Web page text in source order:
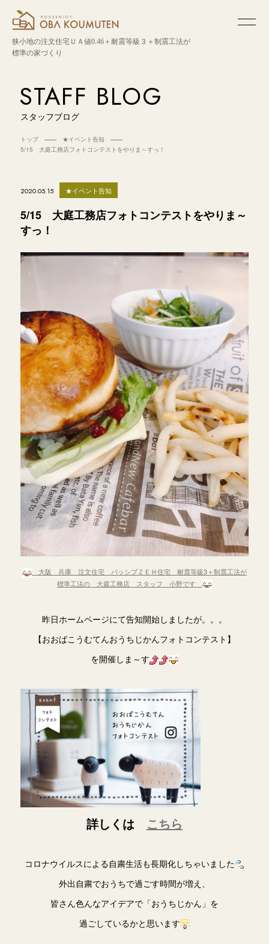
狭小地の注文住宅ＵＡ値0.46＋耐震等級３＋制震工法が
標準の家づくり
STAFF BLOG
スタッフブログ
トップ
★イベント告知
5/15 大庭工務店フォトコンテストをやりま～すっ！
2020.05.15 ★イベント告知
5/15 大庭工務店フォトコンテストをやりま～
すっ！
大阪 兵庫 注文住宅 パッシブＺＥＨ住宅 耐震等級3＋制震工法が
標準工法の 大庭工務店 スタッフ 小野です
昨日ホームページにて告知開始しましたが。。。
【おおばこうむてんおうちじかんフォトコンテスト】
を開催しま～す
詳しくは こちら
コロナウイルスによる自粛生活も長期化しちゃいました
外出自粛でおうちで過ごす時間が増え、
皆さん色んなアイデアで「おうちじかん」を
過ごしているかと思います